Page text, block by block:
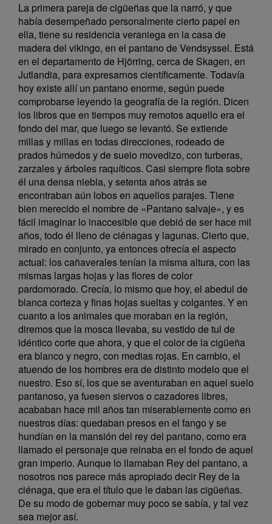
La primera pareja de cigüeñas que la narró, y que
había desempeñado personalmente cierto papel en
ella, tiene su residencia veraniega en la casa de
madera del vikingo, en el pantano de Vendsyssel. Está
en el departamento de Hjörring, cerca de Skagen, en
Jutlandia, para expresarnos científicamente. Todavía
hoy existe allí un pantano enorme, según puede
comprobarse leyendo la geografía de la región. Dicen
los libros que en tiempos muy remotos aquello era el
fondo del mar, que luego se levantó. Se extiende
millas y millas en todas direcciones, rodeado de
prados húmedos y de suelo movedizo, con turberas,
zarzales y árboles raquíticos. Casi siempre flota sobre
él una densa niebla, y setenta años atrás se
encontraban aún lobos en aquellos parajes. Tiene
bien merecido el nombre de «Pantano salvaje», y es
fácil imaginar lo inaccesible que debió de ser hace mil
años, todo él lleno de ciénagas y lagunas. Cierto que,
mirado en conjunto, ya entonces ofrecía el aspecto
actual: los cañaverales tenían la misma altura, con las
mismas largas hojas y las flores de color
pardomorado. Crecía, lo mismo que hoy, el abedul de
blanca corteza y finas hojas sueltas y colgantes. Y en
cuanto a los animales que moraban en la región,
diremos que la mosca llevaba, su vestido de tul de
idéntico corte que ahora, y que el color de la cigüeña
era blanco y negro, con medias rojas. En cambio, el
atuendo de los hombres era de distinto modelo que el
nuestro. Eso sí, los que se aventuraban en aquel suelo
pantanoso, ya fuesen siervos o cazadores libres,
acababan hace mil años tan miserablemente como en
nuestros días: quedaban presos en el fango y se
hundían en la mansión del rey del pantano, como era
llamado el personaje que reinaba en el fondo de aquel
gran imperio. Aunque lo llamaban Rey del pantano, a
nosotros nos parece más apropiado decir Rey de la
ciénaga, que era el título que le daban las cigüeñas.
De su modo de gobernar muy poco se sabía, y tal vez
sea mejor así.